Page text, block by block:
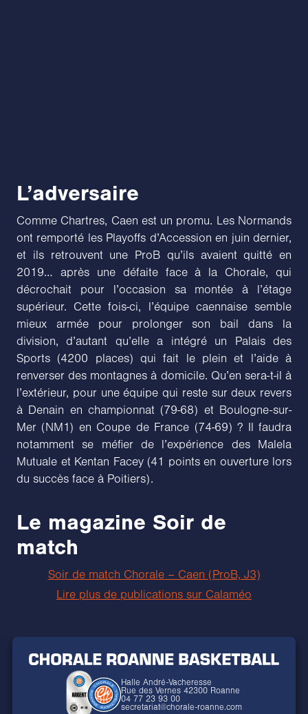
L’adversaire
Comme Chartres, Caen est un promu. Les Normands
ont remporté les Playoffs d’Accession en juin dernier,
et ils retrouvent une ProB qu’ils avaient quitté en
2019… après une défaite face à la Chorale, qui
décrochait pour l’occasion sa montée à l’étage
supérieur. Cette fois-ci, l’équipe caennaise semble
mieux armée pour prolonger son bail dans la
division, d’autant qu’elle a intégré un Palais des
Sports (4200 places) qui fait le plein et l’aide à
renverser des montagnes à domicile. Qu’en sera-t-il à
l’extérieur, pour une équipe qui reste sur deux revers
à Denain en championnat (79-68) et Boulogne-sur-
Mer (NM1) en Coupe de France (74-69) ? Il faudra
notamment se méfier de l’expérience des Malela
Mutuale et Kentan Facey (41 points en ouverture lors
du succès face à Poitiers).
Le magazine Soir de
match
Soir de match Chorale – Caen (ProB, J3)
Lire plus de publications sur Calaméo
Halle André-Vacheresse
Rue des Vernes 42300 Roanne
04 77 23 93 00
secretariat@chorale-roanne.com